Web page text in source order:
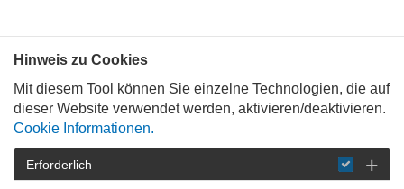
Hinweis zu Cookies
Mit diesem Tool können Sie einzelne Technologien, die auf
dieser Website verwendet werden, aktivieren/deaktivieren.
Cookie Informationen.
Erforderlich